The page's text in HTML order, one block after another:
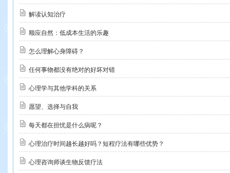
解读认知治疗
顺应自然：低成本生活的乐趣
怎么理解心身障碍？
任何事物都没有绝对的好坏对错
心理学与其他学科的关系
愿望、选择与自我
每天都在担忧是什么病呢？
心理治疗时间越长越好吗？短程疗法有哪些优势？
心理咨询师谈生物反馈疗法